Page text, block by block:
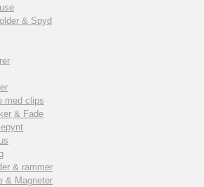
& Spyd
med clips
& Fade
& rammer
& Magneter